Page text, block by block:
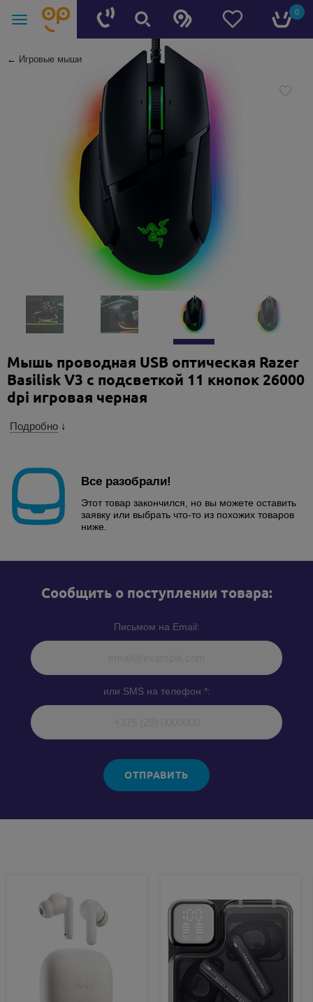
0
← Игровые мыши
Мышь проводная USB оптическая Razer
Basilisk V3 с подсветкой 11 кнопок 26000
dpi игровая черная
Подробно ↓
Все разобрали!
Этот товар закончился, но вы можете оставить
заявку или выбрать что-то из похожих товаров
ниже.
Cообщить о поступлении товара:
Письмом на Email:
или SMS на телефон *:
ОТПРАВИТЬ